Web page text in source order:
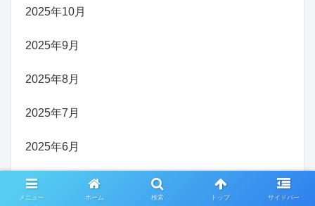
2025年10月
2025年9月
2025年8月
2025年7月
2025年6月
2025年5月
メニュー ホーム 検索 トップ サイドバー